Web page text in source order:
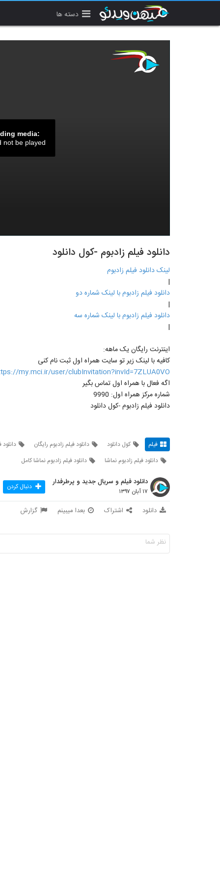
دسته ها
media:
not be played
دانلود فیلم زادبوم -کول دانلود
لینک دانلود فیلم زادبوم
|
دانلود فیلم زادبوم با لینک شماره دو
|
دانلود فیلم زادبوم با لینک شماره سه
|
اینترنت رایگان یک ماهه:
کافیه با لینک زیر تو سایت همراه اول ثبت نام کنی
my.mci.ir/user/clubInvitation?invId=7ZLUA0VO
اگه فعال با همراه اول تماس بگیر
شماره مرکز همراه اول: 9990
دانلود فیلم زادبوم -کول دانلود
فیلم کول دانلود دانلود فیلم زادبوم رایگان
دانلود
دانلود فیلم زادبوم نماشا
دانلود فیلم زادبوم نماشا کامل
دانلود فیلم و سریال جدید و پرطرفدار
۱۷ آبان ۱۳۹۷ دنبال کردن
دانلود اشتراک بعدا میبینم گزارش